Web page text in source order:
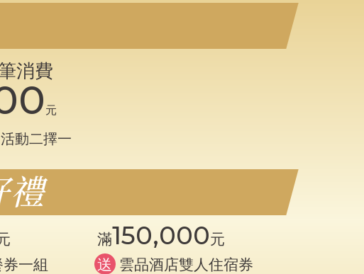
消費
元
動二擇一
禮
一組
滿150,000元
送 雲品酒店雙人住宿券